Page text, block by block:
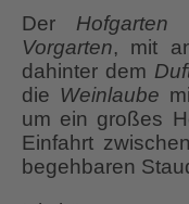
DerHofgarten
Vorgarten, mit
dahinter dem
die Weinlaube
um ein großes
Einfahrt
begehbaren